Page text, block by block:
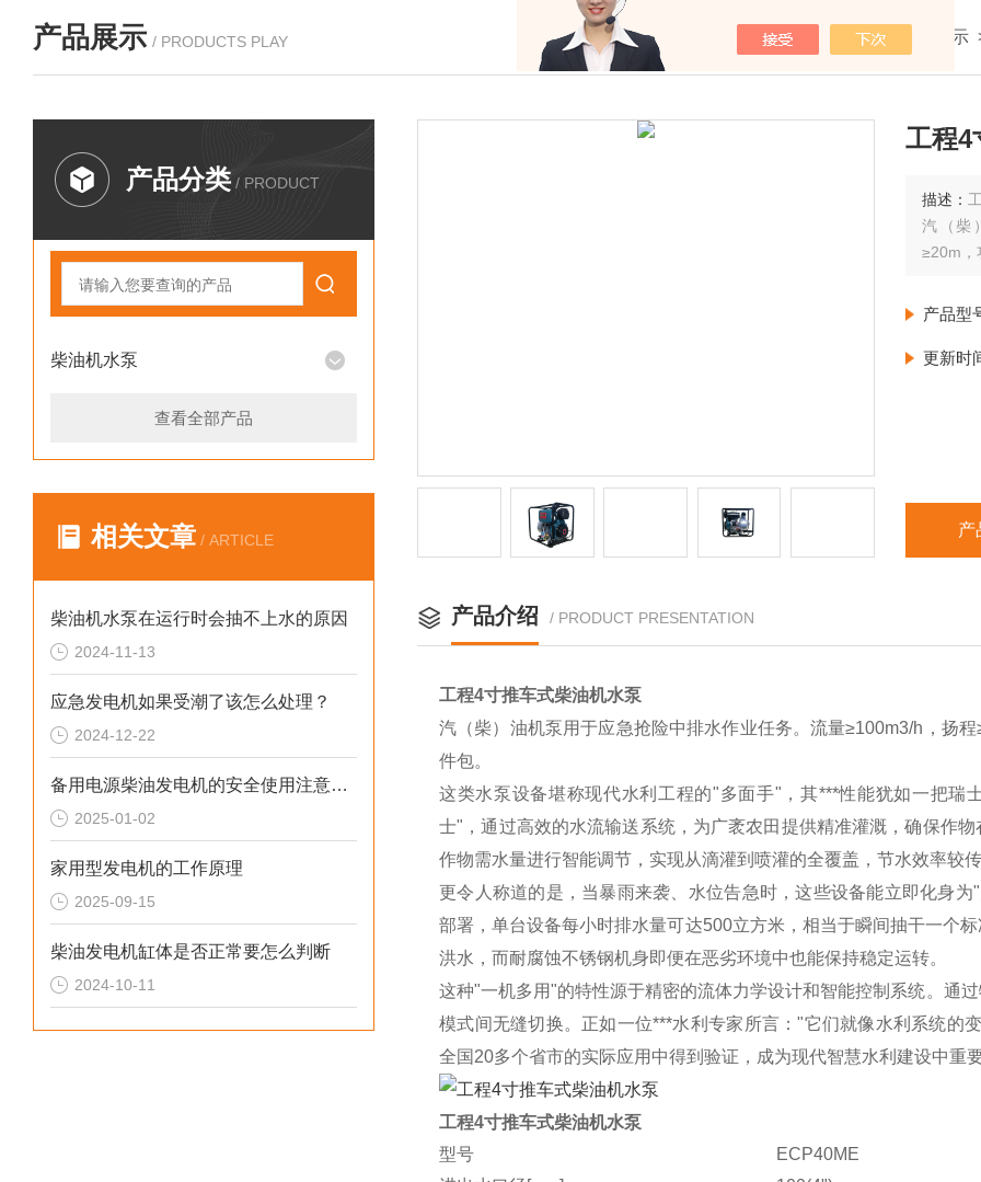
产品展示 / PRODUCTS PLAY 我的位置： 首页> 产品展示
产品分类 / PRODUCT
柴油机水泵
查看全部产品
相关文章 / ARTICLE
柴油机水泵在运行时会抽不上水的原因
2024-11-13
应急发电机如果受潮了该怎么处理？
2024-12-22
备用电源柴油发电机的安全使用注意事项
2025-01-02
家用型发电机的工作原理
2025-09-15
柴油发电机缸体是否正常要怎么判断
2024-10-11
工程4
描述：
汽（柴
≥20m，
产品型
更新时
产
产品介绍 / PRODUCT PRESENTATION
工程4寸推车式柴油机水泵
汽（柴）油机泵用于应急抢险中排水作业任务。流量≥100m3/h，扬
件包。
这类水泵设备堪称现代水利工程的"多面手"，其***性能犹如一把瑞
士"，通过高效的水流输送系统，为广袤农田提供精准灌溉，确保作
作物需水量进行智能调节，实现从滴灌到喷灌的全覆盖，节水效率较
更令人称道的是，当暴雨来袭、水位告急时，这些设备能立即化身
部署，单台设备每小时排水量可达500立方米，相当于瞬间抽干一个
洪水，而耐腐蚀不锈钢机身即便在恶劣环境中也能保持稳定运转。
这种"一机多用"的特性源于精密的流体力学设计和智能控制系统。通
模式间无缝切换。正如一位***水利专家所言："它们就像水利系统的
全国20多个省市的实际应用中得到验证，成为现代智慧水利建设中重
工程4寸推车式柴油机水泵
型号
ECP40ME